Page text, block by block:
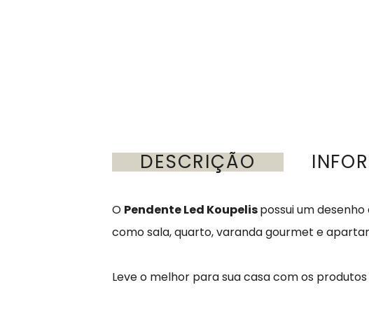
DESCRIÇÃO
O Pendente Led Koupelispossui um
como sala, quarto, varanda gourmet e
Leve o melhor para sua casa com os